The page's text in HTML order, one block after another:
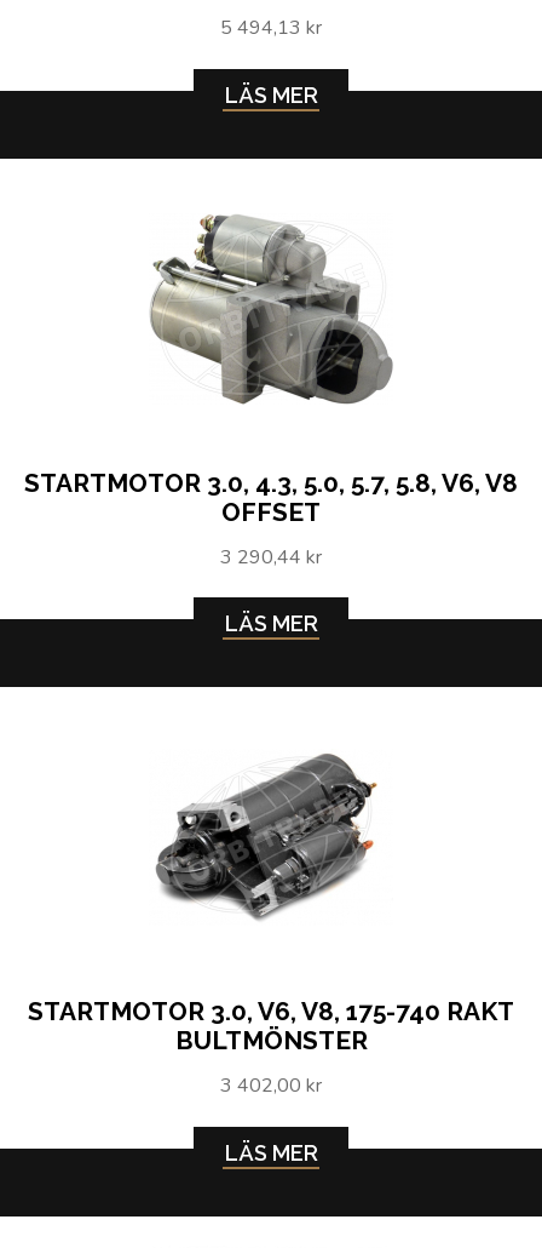
5 494,13 kr
LÄS MER
STARTMOTOR 3.0, 4.3, 5.0, 5.7, 5.8, V6, V8
OFFSET
3 290,44 kr
LÄS MER
STARTMOTOR 3.0, V6, V8, 175-740 RAKT
BULTMÖNSTER
3 402,00 kr
LÄS MER